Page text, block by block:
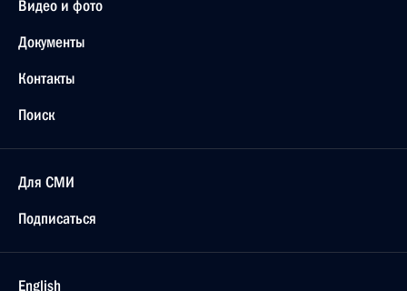
Видео и фото
Документы
Контакты
Поиск
Для СМИ
Подписаться
English